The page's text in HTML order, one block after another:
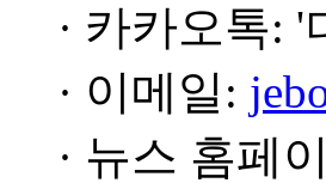
· 카카오톡:
· 이메일:
· 뉴스 홈페